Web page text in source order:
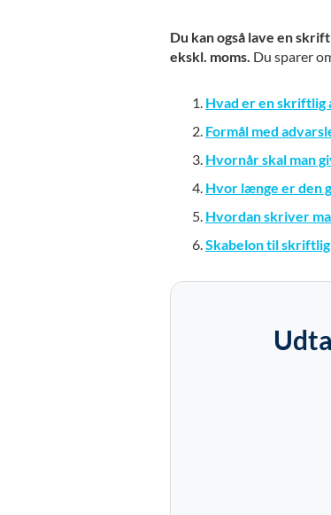
Du kan også lave en
ekskl. moms. Du sparer
Hvad er en skriftlig
Formål med
Hvornår skal man
Hvor længe er den
Hvordan skriver
Skabelon til